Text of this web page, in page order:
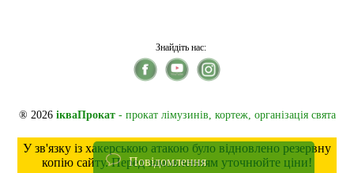
Знайдіть нас:
® 2026 ікваПрокат- прокат лімузинів, кортеж, організація свята
У зв'язку із хакерською атакою було відновлено резервну
копію сайту. Перед замовленням уточнюйте ціни!
Повідомлення